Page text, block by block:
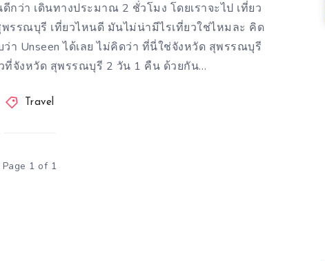
กว่า เดินทางประมาณ 2 ชั่วโมง โดยเราจะไป เที่ยว
รณบุรี เที่ยวไหนดี มันไม่น่ามีไรเที่ยวใช่ไหมละ คิด
า Unseen ได้เลย ไม่คิดว่า ที่นี่ใช่จังหวัด สุพรรณบุรี
วที่จังหวัด สุพรรณบุรี 2 วัน 1 คืน ด้วยกัน…
Travel
Page 1 of 1